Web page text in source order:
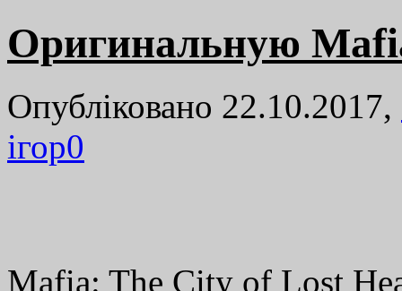
Оригинальную
Опубліковано 22.10.2017,
ігор0
Mafia: The City of Lost